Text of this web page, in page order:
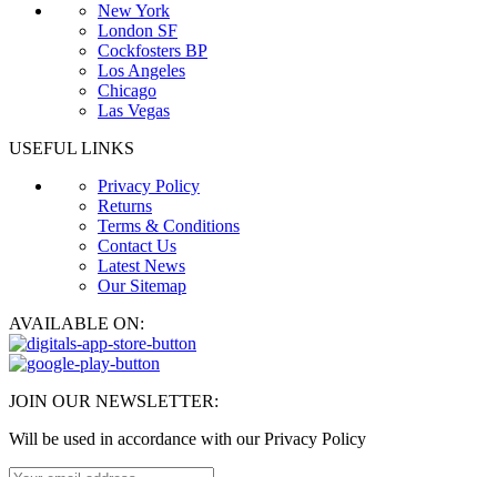
New York
London SF
Cockfosters BP
Los Angeles
Chicago
Las Vegas
USEFUL LINKS
Privacy Policy
Returns
Terms & Conditions
Contact Us
Latest News
Our Sitemap
AVAILABLE ON:
JOIN OUR NEWSLETTER:
Will be used in accordance with our Privacy Policy